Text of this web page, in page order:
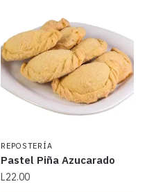
REPOSTERÍA
Pastel Piña Azucarado
L22.00